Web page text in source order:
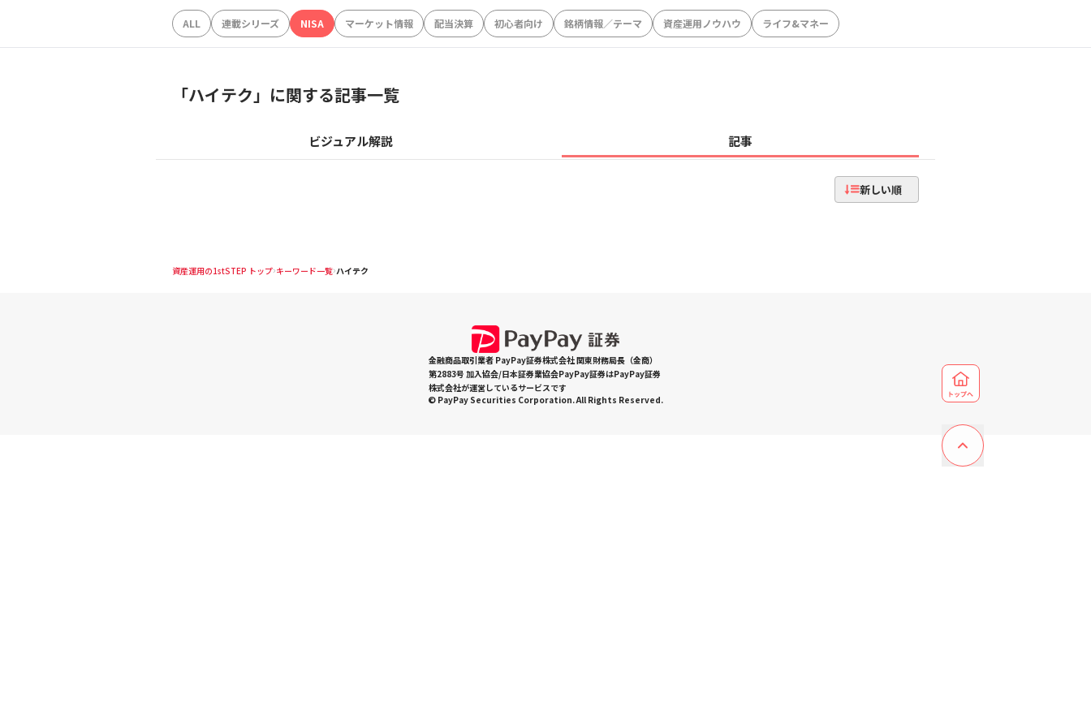
ALL 連載シリーズ NISA マーケット情報 配当決算 初心者向け 銘柄情報／テーマ 資産運用ノウハウ ライフ&マネー
「ハイテク」に関する記事一覧
ビジュアル解説 記事
新しい順
資産運用の1stSTEP トップ キーワード一覧 ハイテク
金融商品取引業者 PayPay証券株式会社 関東財務局長（金商）
第2883号 加入協会/日本証券業協会PayPay証券はPayPay証券
株式会社が運営しているサービスです
© PayPay Securities Corporation. All Rights Reserved.